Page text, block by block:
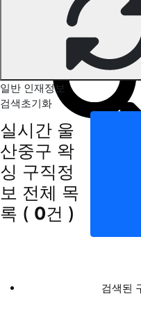
울산중구 왁싱 구직정보
일반 인재정보
검색초기화
실시간 울
산중구 왁
싱 구직정
보 전체 목
록 ( 0건 )
검색된